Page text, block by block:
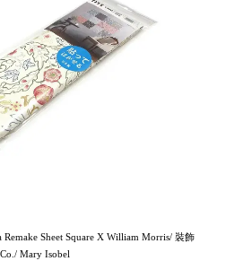
Remake Sheet Square X William Morris/ 裝飾
Mary Isobel